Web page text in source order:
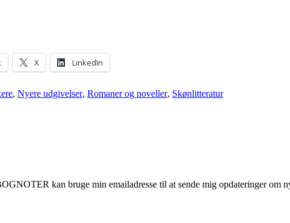
X LinkedIn
, Nyere udgivelser, Romaner og noveller, Skønlitteratur
kan bruge min emailadresse til at sende mig opdateringer om